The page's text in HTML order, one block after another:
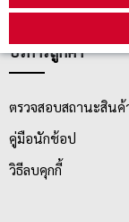
บริการลูกค้า
ตรวจสอบสถานะสินค้
คู่มือนักช้อป
วิธีลบคุกกี้